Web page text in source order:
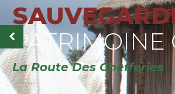
La Route Des Chefferies